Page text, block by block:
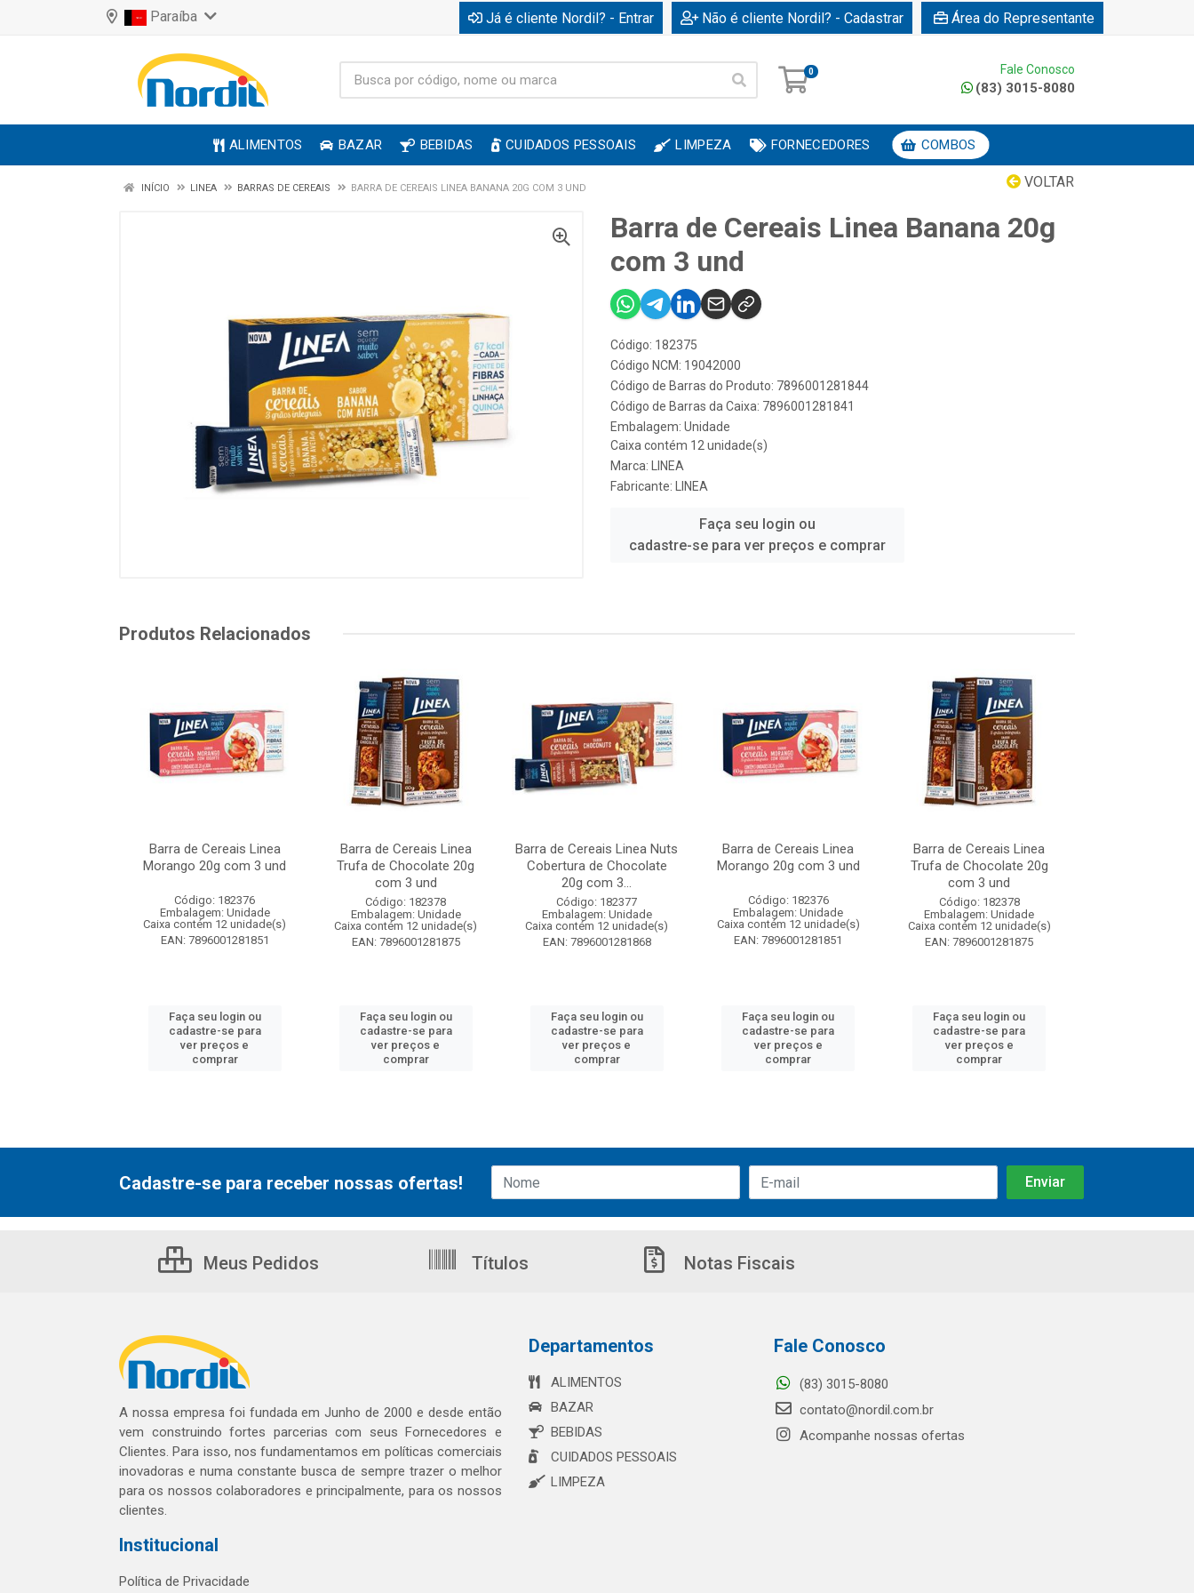
Paraíba Já é cliente Nordil? - Entrar Não é cliente Nordil? - Cadastrar Área do Representante
0 Fale Conosco
(83) 3015-8080
ALIMENTOS BAZAR BEBIDAS CUIDADOS PESSOAIS LIMPEZA FORNECEDORES COMBOS
VOLTAR
INÍCIO LINEA BARRAS DE CEREAIS BARRA DE CEREAIS LINEA BANANA 20G COM 3 UND
Barra de Cereais Linea Banana 20g
com 3 und
Código: 182375
Código NCM: 19042000
Código de Barras do Produto: 7896001281844
Código de Barras da Caixa: 7896001281841
Embalagem: Unidade
Caixa contém 12 unidade(s)
Marca:
LINEA
Fabricante:
LINEA
Faça seu login ou
cadastre-se para ver preços e comprar
Produtos Relacionados
Barra de Cereais Linea
Morango 20g com 3 und
Código: 182376
Embalagem: Unidade
Caixa contém 12 unidade(s)
EAN: 7896001281851
Faça seu login ou
cadastre-se para
ver preços e
comprar
Barra de Cereais Linea
Trufa de Chocolate 20g
com 3 und
Código: 182378
Embalagem: Unidade
Caixa contém 12 unidade(s)
EAN: 7896001281875
Faça seu login ou
cadastre-se para
ver preços e
comprar
Barra de Cereais Linea Nuts
Cobertura de Chocolate
20g com 3...
Código: 182377
Embalagem: Unidade
Caixa contém 12 unidade(s)
EAN: 7896001281868
Faça seu login ou
cadastre-se para
ver preços e
comprar
Barra de Cereais Linea
Morango 20g com 3 und
Código: 182376
Embalagem: Unidade
Caixa contém 12 unidade(s)
EAN: 7896001281851
Faça seu login ou
cadastre-se para
ver preços e
comprar
Barra de Cereais Linea
Trufa de Chocolate 20g
com 3 und
Código: 182378
Embalagem: Unidade
Caixa contém 12 unidade(s)
EAN: 7896001281875
Faça seu login ou
cadastre-se para
ver preços e
comprar
Cadastre-se para receber nossas ofertas!
Meus Pedidos Títulos Notas Fiscais
A nossa empresa foi fundada em Junho de 2000 e desde então
vem construindo fortes parcerias com seus Fornecedores e
Clientes. Para isso, nos fundamentamos em políticas comerciais
inovadoras e numa constante busca de sempre trazer o melhor
para os nossos colaboradores e principalmente, para os nossos
clientes.
Institucional
Política de Privacidade
Departamentos
ALIMENTOS
BAZAR
BEBIDAS
CUIDADOS PESSOAIS
LIMPEZA
Fale Conosco
(83) 3015-8080
contato@nordil.com.br
Acompanhe nossas ofertas